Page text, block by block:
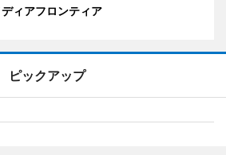
ィアフロンティア
ピックアップ